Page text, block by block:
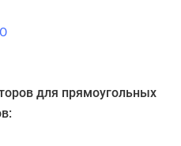
для прямоугольных